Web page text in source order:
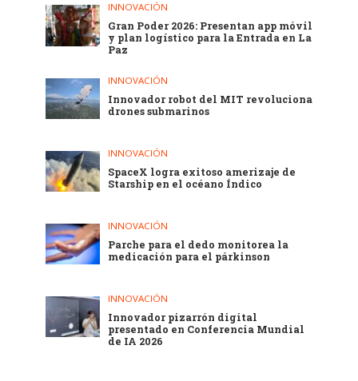
INNOVACIÓN
Gran Poder 2026: Presentan app móvil
y plan logístico para la Entrada en La
Paz
INNOVACIÓN
Innovador robot del MIT revoluciona
drones submarinos
INNOVACIÓN
SpaceX logra exitoso amerizaje de
Starship en el océano Índico
INNOVACIÓN
Parche para el dedo monitorea la
medicación para el párkinson
INNOVACIÓN
Innovador pizarrón digital
presentado en Conferencia Mundial
de IA 2026